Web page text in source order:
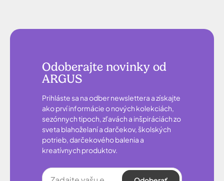
Odoberajte novinky od
ARGUS
Prihláste sa na odber newslettera a získajte
ako prví informácie o nových kolekciách,
sezónnych tipoch, zľavách a inšpiráciách zo
sveta blahoželaní a darčekov, školských
potrieb, darčekového balenia a
kreatívnych produktov.